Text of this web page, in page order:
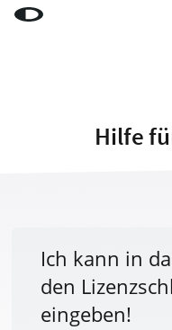
LaunchBar
Shop
Support
Blog
Hilfe
Ich kann in
den
eingeben!